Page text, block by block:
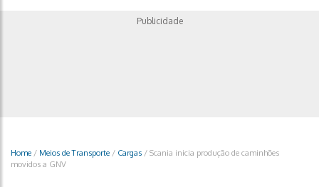
Publicidade
Home / Meios de Transporte / Cargas / Scania inicia produção de caminhões
movidos a GNV